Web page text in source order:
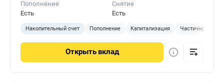
Пополнение
Есть
Снятие
Есть
Накопительный счет Пополнение Капитализация Частичное
Открыть вклад